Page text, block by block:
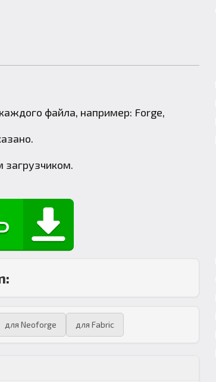
файла, например: Forge,
загрузчиком.
для Neoforge для Fabric